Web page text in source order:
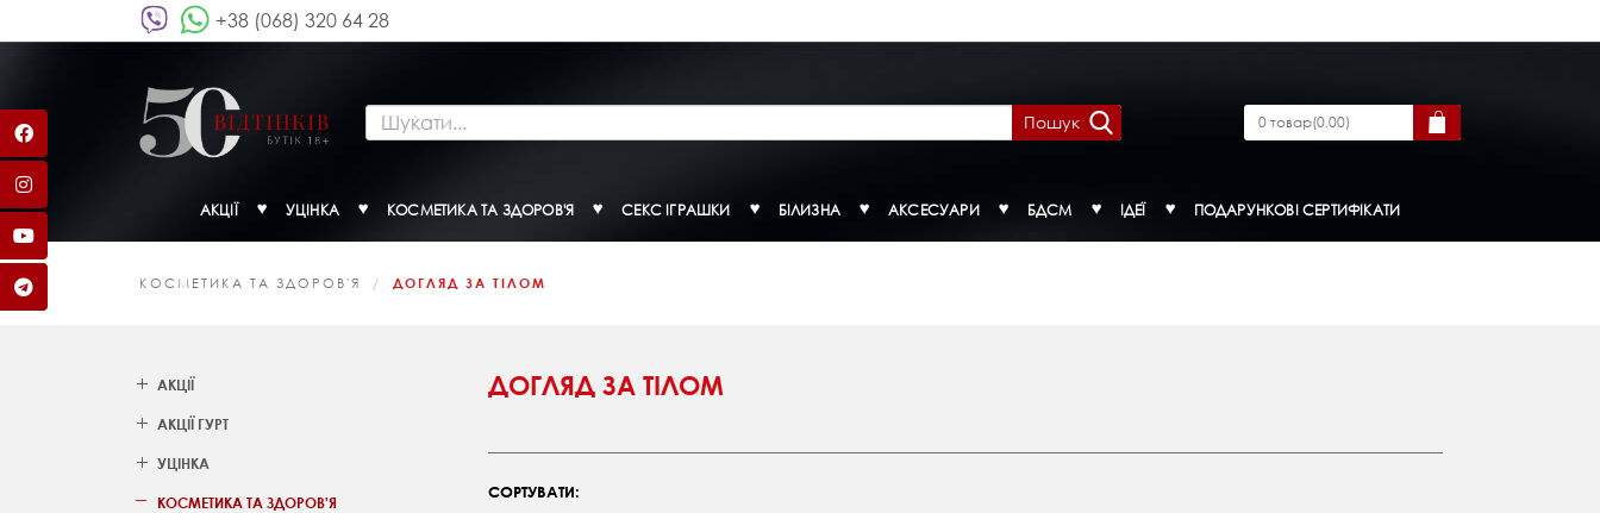
+38 (068) 320 64 28
Пошук 0товар(0.00)
АКЦІЇ УЦІНКА КОСМЕТИКА ТА ЗДОРОВ'Я СЕКС ІГРАШКИ БІЛИЗНА АКСЕСУАРИ БДСМ ІДЕЇ ПОДАРУНКОВІ СЕРТИФІКАТИ
КОСМЕТИКА ТА ЗДОРОВ'Я ДОГЛЯД ЗА ТІЛОМ
АКЦІЇ
АКЦІЇ ГУРТ
УЦІНКА
КОСМЕТИКА ТА ЗДОРОВ'Я
ДОГЛЯД ЗА ТІЛОМ
СОРТУВАТИ: